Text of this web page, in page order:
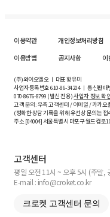
이용약관 개인정보처리방침
이용방법
공지사항 이
(주)와이오엘오 ㅣ 대표 황유미
사업자등록번호610-86-34204ㅣ 통신판매
070-8676-8799 (발신 전용)사업자 정보 확
고객 문의: 우측 고객센터 / 이메일 / 카카
(정확한 상담 기록을 위해 유선상 문의는
주소 [04004] 서울특별시 마포구 월드컵로
고객센터
평일 오전 11시 ~ 오후 5시 (주말,
E-mail : info@croket.co.kr
크로켓 고객센터 문의